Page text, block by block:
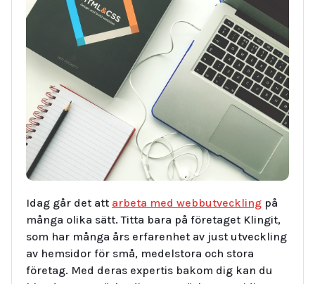
Idag går det att arbeta med webbutveckling på
många olika sätt. Titta bara på företaget Klingit,
som har många års erfarenhet av just utveckling
av hemsidor för små, medelstora och stora
företag. Med deras expertis bakom dig kan du